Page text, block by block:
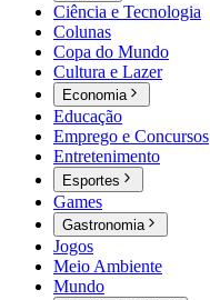
Ciência e Tecnologia
Colunas
Copa do Mundo
Cultura e Lazer
Economia
Educação
Emprego e Concursos
Entretenimento
Esportes
Games
Gastronomia
Jogos
Meio Ambiente
Mundo